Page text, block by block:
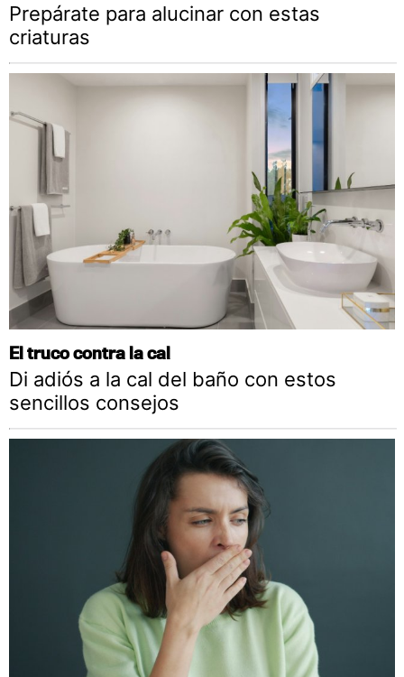
Prepárate para alucinar con estas
criaturas
El truco contra la cal
Di adiós a la cal del baño con estos
sencillos consejos